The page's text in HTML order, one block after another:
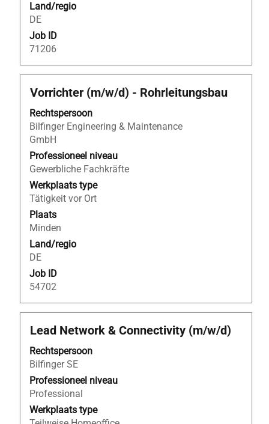
Land/regio
DE
Job ID
71206
Titel
Vorrichter (m/w/d) - Rohrleitungsbau
Rechtspersoon
Bilfinger Engineering & Maintenance
GmbH
Professioneel niveau
Gewerbliche Fachkräfte
Werkplaats type
Tätigkeit vor Ort
Plaats
Minden
Land/regio
DE
Job ID
54702
Selecteer
spatiebalk
om
de
volledige
inhoud
van
de
functiegegevens
weer
te
geven.
Titel
Lead Network & Connectivity (m/w/d)
Rechtspersoon
Bilfinger SE
Professioneel niveau
Professional
Werkplaats type
Selecteer
spatiebalk
om
de
volledige
inhoud
van